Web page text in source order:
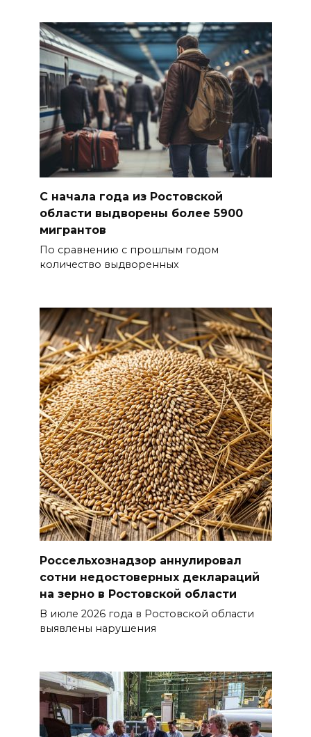
С начала года из Ростовской
области выдворены более 5900
мигрантов
По сравнению с прошлым годом
количество выдворенных
Россельхознадзор аннулировал
сотни недостоверных деклараций
на зерно в Ростовской области
В июле 2026 года в Ростовской области
выявлены нарушения